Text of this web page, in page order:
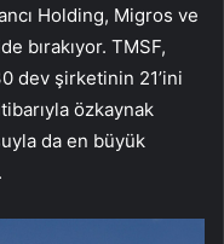
Holding, Migros ve
bırakıyor. TMSF,
dev şirketinin 21’ini
özkaynak
da en büyük